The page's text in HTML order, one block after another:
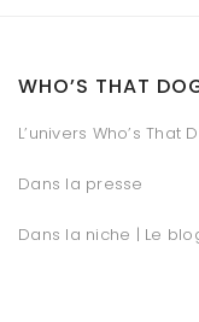
WHO’S THAT
L’univers Who’s That
Dans la presse
Dans la niche | Le